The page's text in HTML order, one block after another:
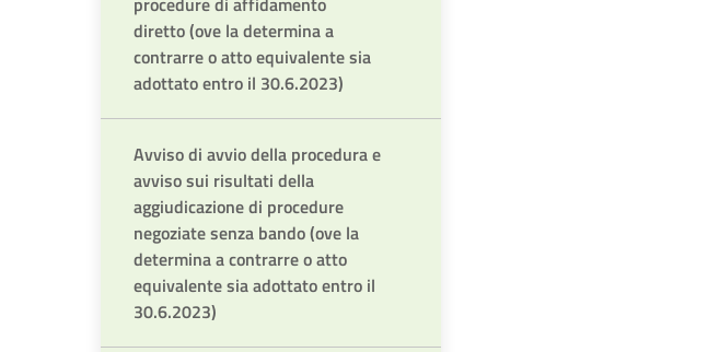
diretto (ove la determina a
contrarre o atto equivalente sia
adottato entro il 30.6.2023)
Avviso di avvio della procedura e
avviso sui risultati della
aggiudicazione di procedure
negoziate senza bando (ove la
determina a contrarre o atto
equivalente sia adottato entro il
30.6.2023)